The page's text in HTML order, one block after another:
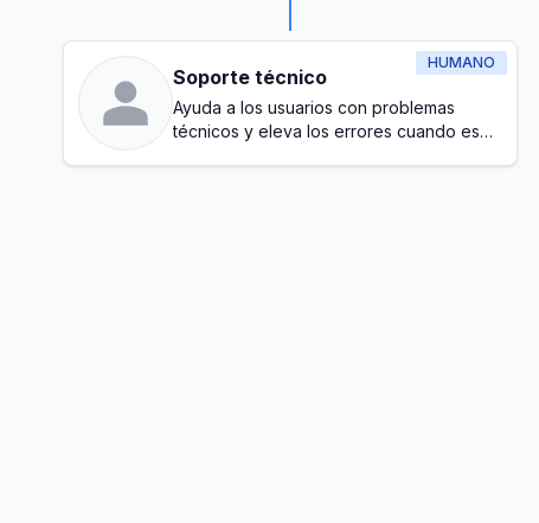
HUMANO
Soporte técnico
Ayuda a los usuarios con problemas
técnicos y eleva los errores cuando es